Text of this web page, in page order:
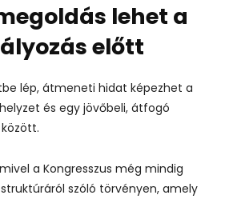
lehet a
előtt
lép, átmeneti hidat képezhet a
és egy jövőbeli, átfogó
a Kongresszus még mindig
szóló törvényen, amely